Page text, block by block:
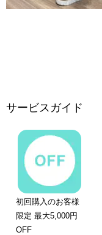
サービスガイド
初回購入のお客様
限定 最大5,000円
OFF